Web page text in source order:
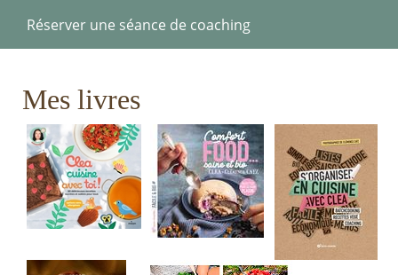
Réserver une séance de coaching
Mes livres